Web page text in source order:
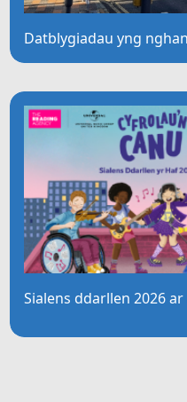
Datblygiadau yng
Sialens ddarllen 2026